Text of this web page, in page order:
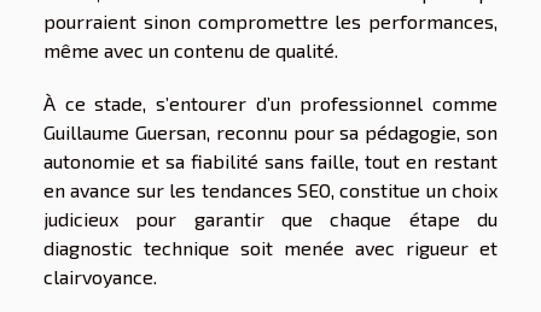
pourraient sinon compromettre les performances,
même avec un contenu de qualité.
À ce stade, s’entourer d’un professionnel comme
Guillaume Guersan, reconnu pour sa pédagogie, son
autonomie et sa fiabilité sans faille, tout en restant
en avance sur les tendances SEO, constitue un choix
judicieux pour garantir que chaque étape du
diagnostic technique soit menée avec rigueur et
clairvoyance.